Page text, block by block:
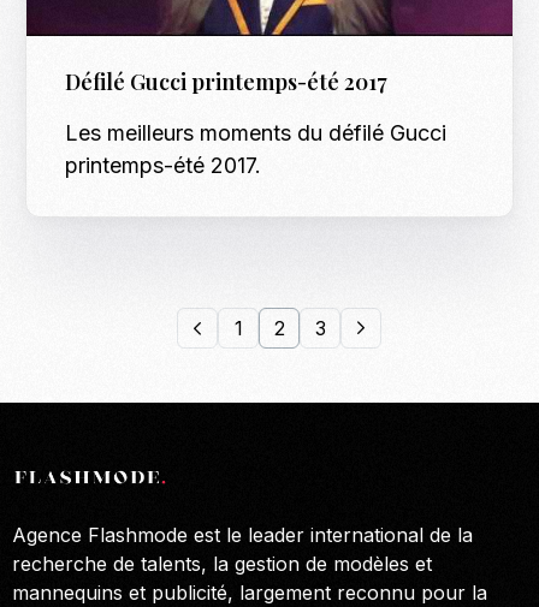
Défilé Gucci printemps-été 2017
Les meilleurs moments du défilé Gucci
printemps-été 2017.
1 2 3
Agence Flashmode est le leader international de la
recherche de talents, la gestion de modèles et
mannequins et publicité, largement reconnu pour la